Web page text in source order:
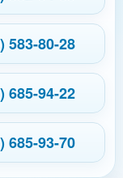
583-80-28
685-94-22
685-93-70